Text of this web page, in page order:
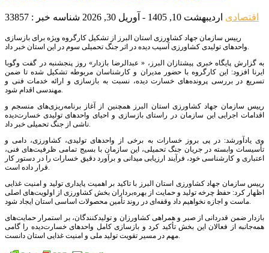
اقتصادی اردیبهشت 10, 1405 - آوریل 30, 2026 شناسه خبر : 33857
رییس سازمان جهاد کشاورزی استان البرز از تشکیل کارگروه ویژه‌ برای بازسازی
واحدهای تولیدی کشاورزی آسیب دیده در اثر جنگ تحمیلی سوم در این استان خبر داد.
به گزارش پایگاه خبری پیشتازان البرز، « عبدالرضا بازدار» روز پنجشنبه در گفت وگوبا
ایرنا افزود: این کارگروه با حضور مدیران و کارشناسان مربوطه تشکیل شده تا ضمن
تسریع در بررسی پرونده‌های خسارت دیده، نسبت به بازسازی و ارائه خدمات فنی و
مهندسی اقدام شود.
رییس سازمان جهاد کشاورزی استان البرز همچنین از آغاز برنامه‌ریزی‌های منسجم و
اقدامات اجرایی این سازمان در راستای بازسازی و احیای واحدهای تولیدی خسارت‌دیده
ناشی از جنگ تحمیلی خبر داد.
وی یادآورشد: در پی بروز خسارات به برخی از واحدهای تولیدی، کشاورزی، دامی و
تأسیسات وابسته در جریان جنگ تحمیلی، این سازمان با بسیج تمامی ظرفیت‌های فنی،
اعتباری و کارشناسی خود، فرآیند ارزیابی میدانی و برآورد دقیق خسارات را در دستور کار
قرار داده است.
رییس سازمان جهاد کشاورزی استان البرز با تاکید بر اهمیت پایداری تولید و امنیت غذایی
اظهار کرد: حفظ چرخه تولید و حمایت از بهره‌برداران بخش کشاورزی از اولویت‌های اصلی
ماست و اجازه نخواهیم داد وقفه‌ای در روند تأمین محصولات اساسی استان ایجاد شود.
بازدار ضمن قدردانی از صبر و همراهی کشاورزان و تولیدکنندگان، بر استمرار حمایت‌های
همه‌جانبه از فعالان این بخش تأکید کرد و بازسازی کامل واحدهای خسارت‌دیده را گامی
مهم در مسیر تقویت تولید ملی و امنیت غذایی استان دانست.